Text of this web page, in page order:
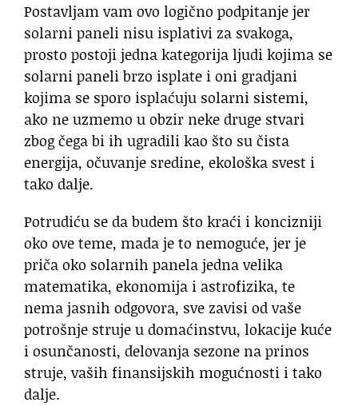
Postavljam vam ovo logično podpitanje jer
solarni paneli nisu isplativi za svakoga,
prosto postoji jedna kategorija ljudi kojima se
solarni paneli brzo isplate i oni gradjani
kojima se sporo isplaćuju solarni sistemi,
ako ne uzmemo u obzir neke druge stvari
zbog čega bi ih ugradili kao što su čista
energija, očuvanje sredine, ekološka svest i
tako dalje.
Potrudiću se da budem što kraći i koncizniji
oko ove teme, mada je to nemoguće, jer je
priča oko solarnih panela jedna velika
matematika, ekonomija i astrofizika, te
nema jasnih odgovora, sve zavisi od vaše
potrošnje struje u domaćinstvu, lokacije kuće
i osunčanosti, delovanja sezone na prinos
struje, vaših finansijskih mogućnosti i tako
dalje.